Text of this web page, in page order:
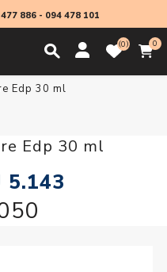
886- 094 478 101
0 0
Edp 30 ml
Edp 30 ml
5.143